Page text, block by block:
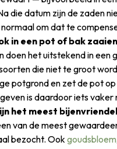
die datum zijn de zaden
om dat te
in een pot of bak
doen het uitstekend in
die niet te groot
potgrond en zet de pot
is daardoor iets vaker
het meest
van de meest
bezocht. Ookgoudsbloem